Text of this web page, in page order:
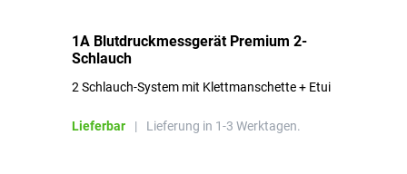
1A Blutdruckmessgerät Premium 2-
Schlauch
2 Schlauch-System mit Klettmanschette + Etui
Lieferbar | Lieferung in 1-3 Werktagen.